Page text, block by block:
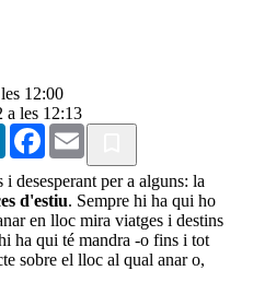
12:00
a les 12:13
LinkedInFacebook
Email
desesperant per a alguns: la
d'estiu. Sempre hi ha qui ho
en lloc mira viatges i destins
ha qui té mandra -o fins i tot
sobre el lloc al qual anar o,